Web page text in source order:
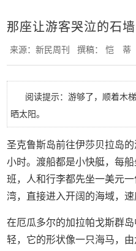
那座让游客哭泣的石墙
来源：新民周刊撰稿： 恺 蒂
阅读提示：游够了，顺着木
晒太阳。
圣克鲁斯岛前往伊莎贝拉岛
小时。渡船都是小快艇，每
班，人和行李都先坐一美元
湾，直接进入开阔的海域，速
在厄瓜多尔的加拉帕戈斯群
轻，它的形状像一只海马，